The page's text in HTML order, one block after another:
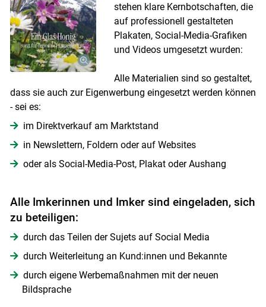
stehen klare Kernbotschaften, die
auf professionell gestalteten
Plakaten, Social-Media-Grafiken
und Videos umgesetzt wurden:
Alle Materialien sind so gestaltet,
dass sie auch zur Eigenwerbung eingesetzt werden können
- sei es:
im Direktverkauf am Marktstand
in Newslettern, Foldern oder auf Websites
oder als Social-Media-Post, Plakat oder Aushang
Alle Imkerinnen und Imker sind eingeladen, sich
zu beteiligen:
durch das Teilen der Sujets auf Social Media
durch Weiterleitung an Kund:innen und Bekannte
durch eigene Werbemaßnahmen mit der neuen
Bildsprache